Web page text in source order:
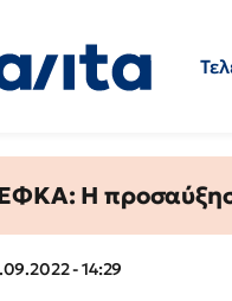
Η
- 14:29